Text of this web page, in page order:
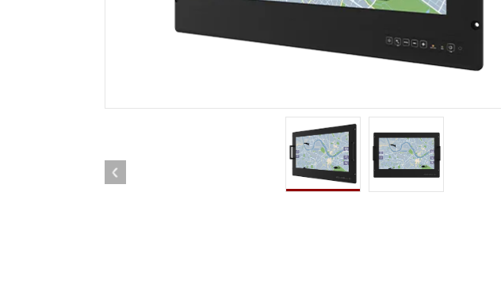
ATEX等級強固型平板電腦
ATEX等級強固型手持行動電腦
ATEX等級工業電腦